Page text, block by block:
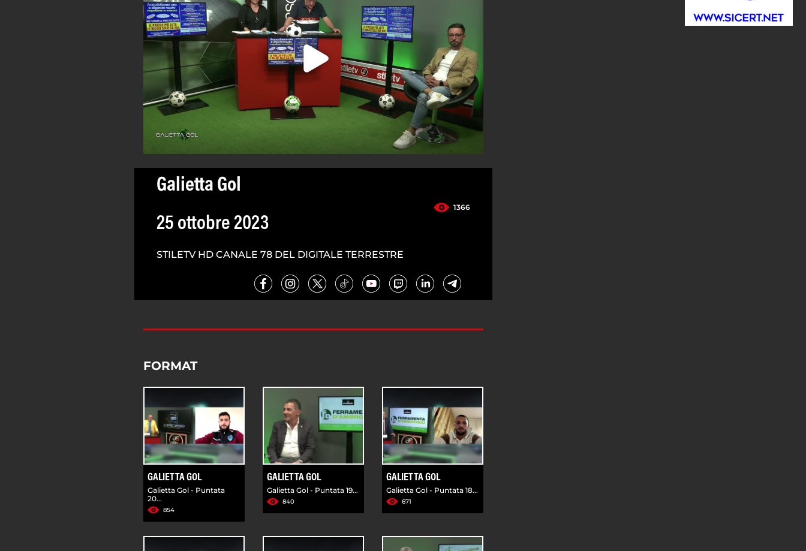
Galietta Gol
1366
25 ottobre 2023
STILETV HD CANALE 78 DEL DIGITALE TERRESTRE
FORMAT
GALIETTA GOL
Galietta Gol - Puntata
20...
854
GALIETTA GOL
Galietta Gol - Puntata 19...
840
GALIETTA GOL
Galietta Gol - Puntata 18...
671